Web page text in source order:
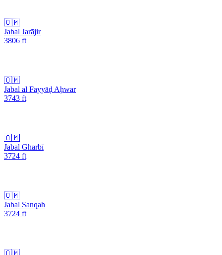
🇴🇲
Jabal Jarājir
3806 ft
🇴🇲
Jabal al Fayyāḑ Aḩwar
3743 ft
🇴🇲
Jabal Gharbī
3724 ft
🇴🇲
Jabal Sanqah
3724 ft
🇴🇲